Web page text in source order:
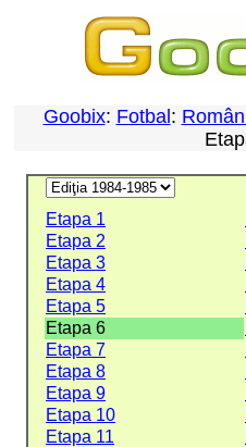
Goobix: Fotbal :
Etapa 1
Etapa 2
Etapa 3
Etapa 4
Etapa 5
Etapa 6
Etapa 7
Etapa 8
Etapa 9
Etapa 10
Etapa 11